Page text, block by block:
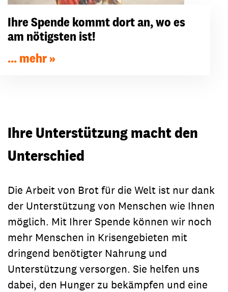
Ihre Spende kommt dort an, wo es
am nötigsten ist!
... mehr
Ihre Unterstützung macht den
Unterschied
Die Arbeit von Brot für die Welt ist nur dank
der Unterstützung von Menschen wie Ihnen
möglich. Mit Ihrer Spende können wir noch
mehr Menschen in Krisengebieten mit
dringend benötigter Nahrung und
Unterstützung versorgen. Sie helfen uns
dabei, den Hunger zu bekämpfen und eine